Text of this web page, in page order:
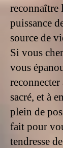
reconnaître
puissance
source de
Si vous
vous
sacré, et à
plein de
fait pour
tendresse